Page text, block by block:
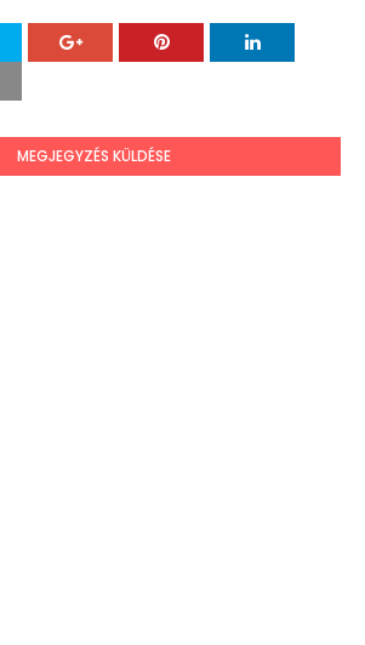
MEGJEGYZÉS KÜLDÉSE